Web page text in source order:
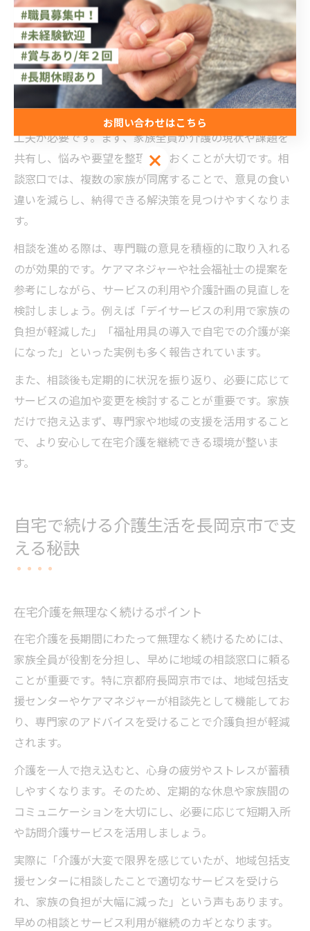
の調整や介護計画の見直しをサポートします。相談窓口
を繰り返し利用することで、継続的な支援を受けやすく
なり、家族の負担軽減につながります。
家族が安心できる介護相談の進め方
家族が安心して介護を続けるためには、相談の進め方に
工夫が必要です。まず、家族全員が介護の現状や課題を
共有し、悩みや要望を整理しておくことが大切です。相
談窓口では、複数の家族が同席することで、意見の食い
違いを減らし、納得できる解決策を見つけやすくなりま
す。
相談を進める際は、専門職の意見を積極的に取り入れる
のが効果的です。ケアマネジャーや社会福祉士の提案を
参考にしながら、サービスの利用や介護計画の見直しを
検討しましょう。例えば「デイサービスの利用で家族の
負担が軽減した」「福祉用具の導入で自宅での介護が楽
になった」といった実例も多く報告されています。
また、相談後も定期的に状況を振り返り、必要に応じて
サービスの追加や変更を検討することが重要です。家族
だけで抱え込まず、専門家や地域の支援を活用すること
で、より安心して在宅介護を継続できる環境が整いま
す。
自宅で続ける介護生活を長岡京市で支
える秘訣
在宅介護を無理なく続けるポイント
在宅介護を長期間にわたって無理なく続けるためには、
家族全員が役割を分担し、早めに地域の相談窓口に頼る
ことが重要です。特に京都府長岡京市では、地域包括支
援センターやケアマネジャーが相談先として機能してお
り、専門家のアドバイスを受けることで介護負担が軽減
されます。
介護を一人で抱え込むと、心身の疲労やストレスが蓄積
しやすくなります。そのため、定期的な休息や家族間の
コミュニケーションを大切にし、必要に応じて短期入所
や訪問介護サービスを活用しましょう。
実際に「介護が大変で限界を感じていたが、地域包括支
援センターに相談したことで適切なサービスを受けら
れ、家族の負担が大幅に減った」という声もあります。
早めの相談とサービス利用が継続のカギとなります。
お問い合わせはこちら
お問い合わせはこちら